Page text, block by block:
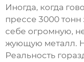
Иногда, когда
прессе 3000 тонн
себе огромную,
жующую металл.
Реальность